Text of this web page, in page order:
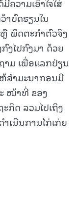
າບົດຮຽນໃນ
ພຶດຕະກຳຕົວຈິງ
ງໄປກົງມາ ດ້ວຍ
ມ ເພື່ອແລກປ່ຽນ
ຫ້ສໍາມະນາກອນມີ
ໜ້າທີ່ ຂອງ
ກິດ ລວມໄປເຖິງ
ເນີນການໄກ່ເກ່ຍ